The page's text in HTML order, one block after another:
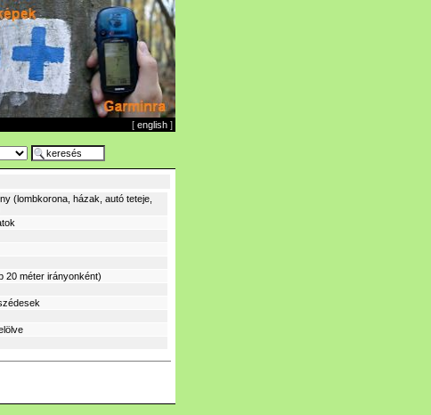
[ english ]
(lombkorona, házak, autó teteje,
20 méter irányonként)